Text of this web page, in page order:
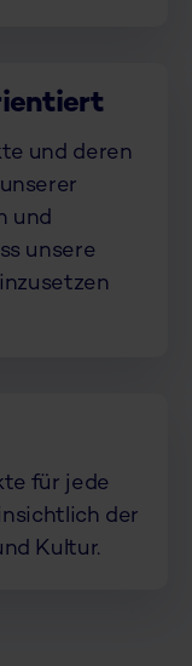
und deren
und
unsere
für jede
der
Kultur.